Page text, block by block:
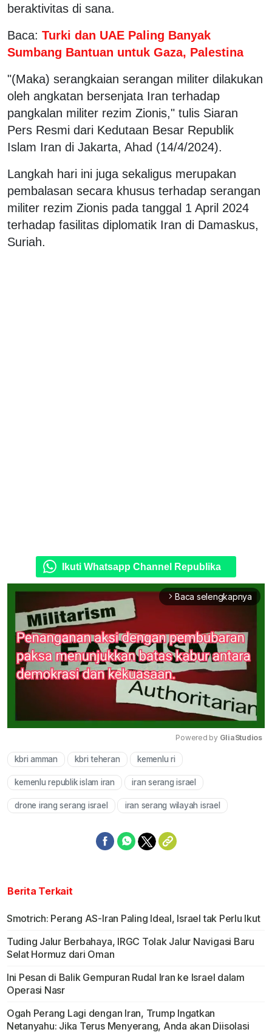
beraktivitas di sana.
Baca: Turki dan UAE Paling Banyak
Sumbang Bantuan untuk Gaza, Palestina
"(Maka) serangkaian serangan militer dilakukan
oleh angkatan bersenjata Iran terhadap
pangkalan militer rezim Zionis," tulis Siaran
Pers Resmi dari Kedutaan Besar Republik
Islam Iran di Jakarta, Ahad (14/4/2024).
Langkah hari ini juga sekaligus merupakan
pembalasan secara khusus terhadap serangan
militer rezim Zionis pada tanggal 1 April 2024
terhadap fasilitas diplomatik Iran di Damaskus,
Suriah.
Ikuti Whatsapp Channel Republika
arrow_forward_ios Baca selengkapnya
Powered by GliaStudios
kbri amman kbri teheran kemenlu ri
kemenlu republik islam iran iran serang israel
drone irang serang israel iran serang wilayah israel
Berita Terkait
Smotrich: Perang AS-Iran Paling Ideal, Israel tak Perlu Ikut
Tuding Jalur Berbahaya, IRGC Tolak Jalur Navigasi Baru
Selat Hormuz dari Oman
Ini Pesan di Balik Gempuran Rudal Iran ke Israel dalam
Operasi Nasr
Ogah Perang Lagi dengan Iran, Trump Ingatkan
Netanyahu: Jika Terus Menyerang, Anda akan Diisolasi